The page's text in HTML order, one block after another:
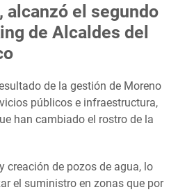
alcanzó el segundo
de Alcaldes del
de la gestión de Moreno
públicos e infraestructura,
han cambiado el rostro de la
creación de pozos de agua, lo
el suministro en zonas que por